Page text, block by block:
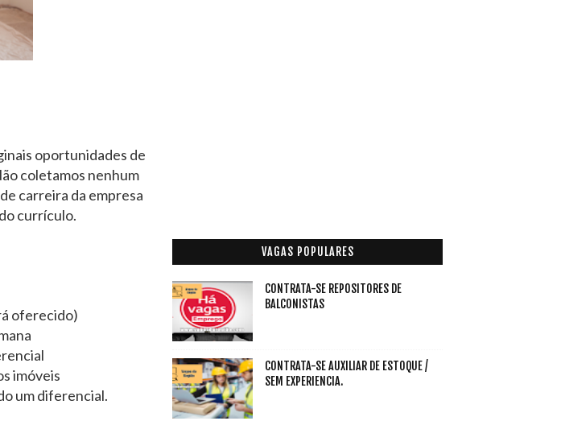
oportunidades de
coletamos nenhum
carreira da empresa
currículo.
oferecido)
imóveis
um diferencial.
VAGAS POPULARES
CONTRATA-SE REPOSITORES DE
BALCONISTAS
CONTRATA-SE AUXILIAR DE ESTOQUE /
SEM EXPERIENCIA.